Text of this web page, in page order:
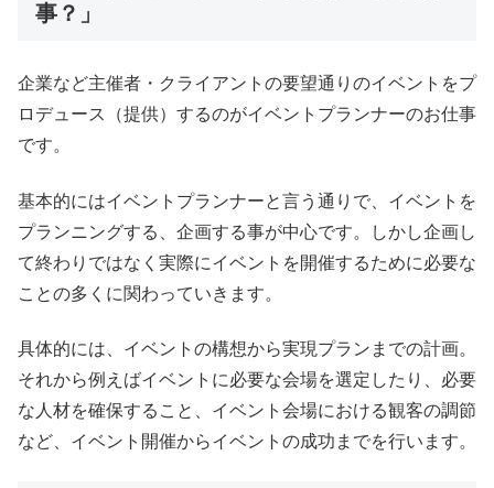
事？」
企業など主催者・クライアントの要望通りのイベントをプ
ロデュース（提供）するのがイベントプランナーのお仕事
です。
基本的にはイベントプランナーと言う通りで、イベントを
プランニングする、企画する事が中心です。しかし企画し
て終わりではなく実際にイベントを開催するために必要な
ことの多くに関わっていきます。
具体的には、イベントの構想から実現プランまでの計画。
それから例えばイベントに必要な会場を選定したり、必要
な人材を確保すること、イベント会場における観客の調節
など、イベント開催からイベントの成功までを行います。